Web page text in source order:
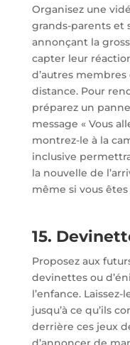
Organisez une
grands-parents et
annonçant la
capter leur
d’autres
distance. Pour
préparez un
message « Vous
montrez-le à la
inclusive
la nouvelle de
même si vous
15.
Proposez aux
devinettes ou
l’enfance.
jusqu’à ce qu’ils
derrière ces jeux